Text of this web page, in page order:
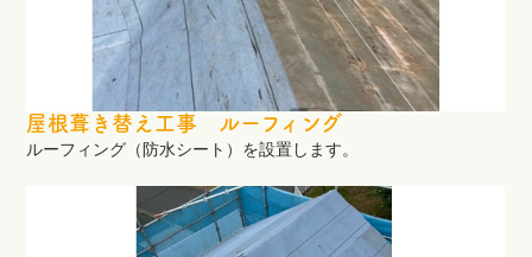
屋根葺き替え工事 ルーフィング
ルーフィング（防水シート）を設置します。